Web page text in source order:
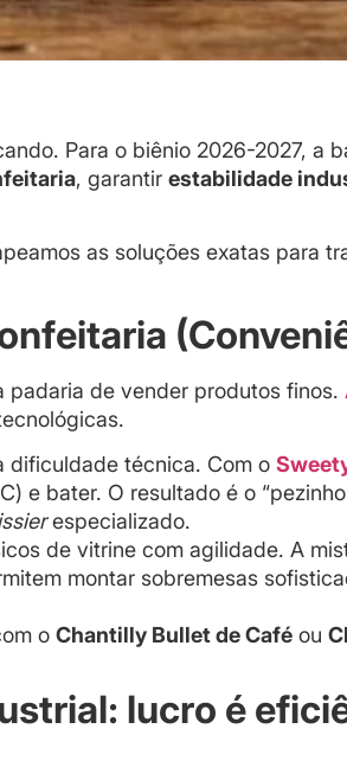
Para o biênio 2026-2027, a
, garantir estabilidade
as soluções exatas para
padaria de vender produtos finos.
dificuldade técnica. Com o
e bater. O resultado é o
especializado.
de vitrine com agilidade. A
montar sobremesas
o Chantilly Bullet de Café ou
lucro é